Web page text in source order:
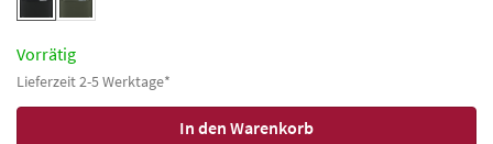
Vorrätig
Lieferzeit 2-5 Werktage*